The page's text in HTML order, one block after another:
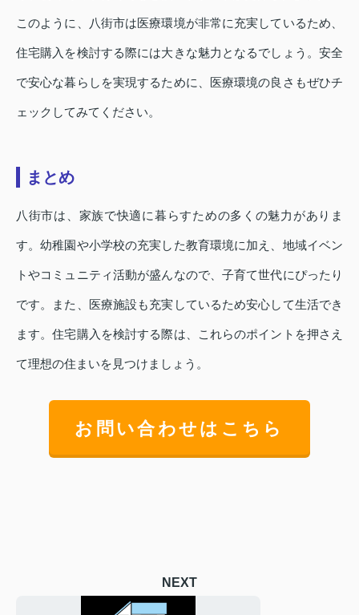
このように、八街市は医療環境が非常に充実しているため、
住宅購入を検討する際には大きな魅力となるでしょう。安全
で安心な暮らしを実現するために、医療環境の良さもぜひチ
ェックしてみてください。
まとめ
八街市は、家族で快適に暮らすための多くの魅力がありま
す。幼稚園や小学校の充実した教育環境に加え、地域イベン
トやコミュニティ活動が盛んなので、子育て世代にぴったり
です。また、医療施設も充実しているため安心して生活でき
ます。住宅購入を検討する際は、これらのポイントを押さえ
て理想の住まいを見つけましょう。
お問い合わせはこちら
NEXT